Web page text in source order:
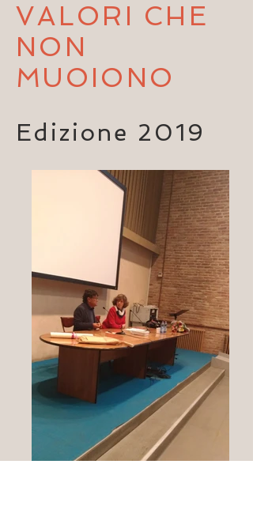
VALORI CHE
NON
MUOIONO
Edizione 2019